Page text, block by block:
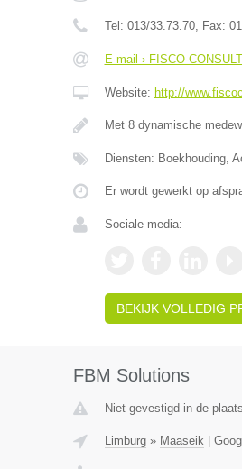
Tel: 013/33.73.70, Fax:
E-mail › FISCO-
Website: http://
Met 8 dynamische
Diensten: Boekhouding,
Er wordt gewerkt op
Sociale media:
BEKIJK VOLLEDIG
FBM Solutions
Niet gevestigd in de
Limburg» Maaseik|